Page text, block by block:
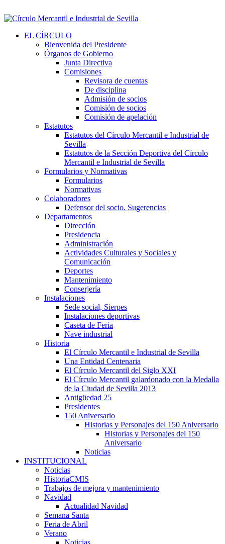
EL CÍRCULO
Bienvenida del Presidente
Órganos de Gobierno
Junta Directiva
Comisiones
Revisora de cuentas
De disciplina
Admisión de socios
Comisión de socios
Comisión de apelación
Estatutos
Estatutos del Círculo Mercantil e Industrial de
Sevilla
Estatutos de la Sección Deportiva del Círculo
Mercantil e Industrial de Sevilla
Formularios y Normativas
Formularios
Normativas
Colaboradores
Defensor del socio. Sugerencias
Departamentos
Dirección
Presidencia
Administración
Actividades Culturales y Sociales y
Comunicación
Deportes
Mantenimiento
Conserjería
Instalaciones
Sede social, Sierpes
Instalaciones deportivas
Caseta de Feria
Nave industrial
Historia
El Círculo Mercantil e Industrial de Sevilla
Una Entidad Centenaria
El Círculo Mercantil del Siglo XXI
El Círculo Mercantil galardonado con la Medalla
de la Ciudad de Sevilla 2013
Antigüedad 25
Presidentes
150 Aniversario
Historias y Personajes del 150 Aniversario
Historias y Personajes del 150
Aniversario
Noticias
INSTITUCIONAL
Noticias
HistoriaCMIS
Trabajos de mejora y mantenimiento
Navidad
Actualidad Navidad
Semana Santa
Feria de Abril
Verano
Noticias